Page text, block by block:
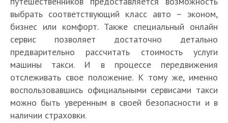
выбрать соответствующий класс авто – эконом,
бизнес или комфорт. Также специальный онлайн
сервис позволяет достаточно детально
предварительно рассчитать стоимость услуги
машины такси. И в процессе передвижения
отслеживать свое положение. К тому же, именно
воспользовавшись официальными сервисами такси
можно быть уверенным в своей безопасности и в
наличии страховки.